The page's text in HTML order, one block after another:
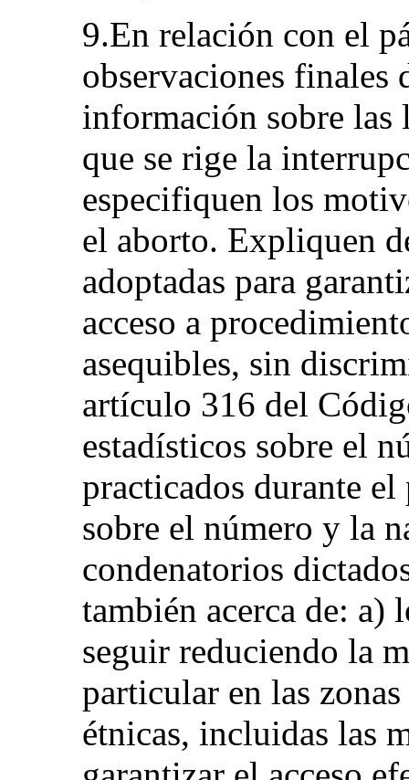
9.En relación con el
observaciones
información sobre las
que se rige la
especifiquen los
el aborto. Expliquen
adoptadas para
acceso a
asequibles, sin
artículo 316 del
estadísticos sobre el
practicados durante
sobre el número y la
condenatorios
también acerca de: a)
seguir reduciendo la
particular en las
étnicas, incluidas las